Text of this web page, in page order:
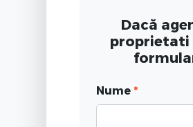
Dacă
proprietati
Nume *